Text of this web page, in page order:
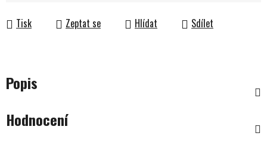
Tisk Zeptat se Hlídat Sdílet
Popis
Hodnocení